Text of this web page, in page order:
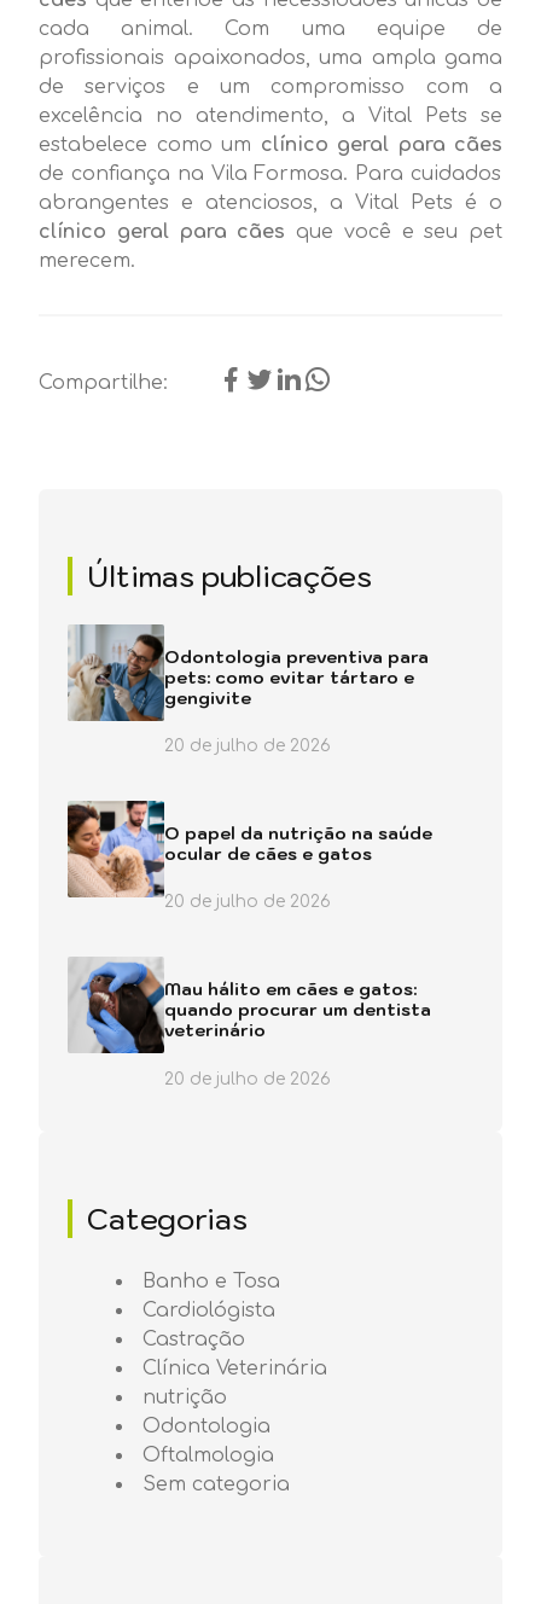
cada animal. Com uma equipe de
profissionais apaixonados, uma ampla gama
de serviços e um compromisso com a
excelência no atendimento, a Vital Pets se
estabelece como um clínico geral para cães
de confiança na Vila Formosa. Para cuidados
abrangentes e atenciosos, a Vital Pets é o
clínico geral para cães que você e seu pet
merecem.
Compartilhe:
Últimas publicações
Odontologia preventiva para
pets: como evitar tártaro e
gengivite
20 de julho de 2026
O papel da nutrição na saúde
ocular de cães e gatos
20 de julho de 2026
Mau hálito em cães e gatos:
quando procurar um dentista
veterinário
20 de julho de 2026
Categorias
Banho e Tosa
Cardiológista
Castração
Clínica Veterinária
nutrição
Odontologia
Oftalmologia
Sem categoria